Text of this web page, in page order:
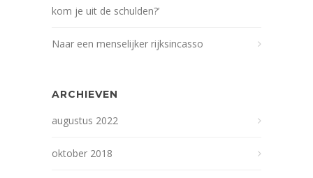
kom je uit de schulden?’
Naar een menselijker rijksincasso
ARCHIEVEN
augustus 2022
oktober 2018